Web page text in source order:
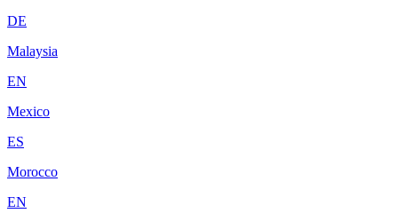
DE
Malaysia
EN
Mexico
ES
Morocco
EN